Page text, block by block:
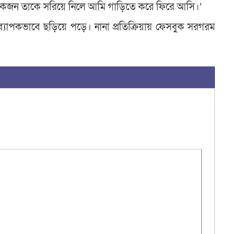
তাকে সরিয়ে নিলে আমি গাড়িতে করে ফিরে আসি।’
ছড়িয়ে পড়ে। নানা প্রতিক্রিয়ায় ফেসবুক সরগরম